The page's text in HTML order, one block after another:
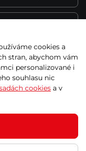
Kariéra
povinen vystavit
u správce daně online; v
cookies a
stran, abychom vám
personalizované i
souhlasu nic
cookies a v